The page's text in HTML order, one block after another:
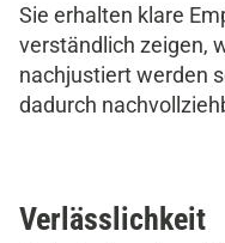
Sie erhalten klare
verständlich zeigen,
nachjustiert werden
dadurch
Verlässlichkeit